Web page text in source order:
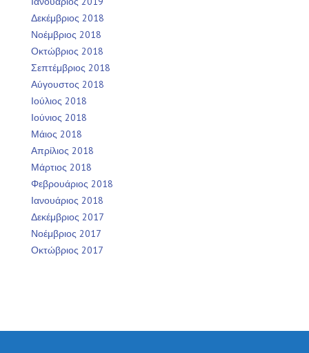
Δεκέμβριος 2018
Νοέμβριος 2018
Οκτώβριος 2018
Σεπτέμβριος 2018
Αύγουστος 2018
Ιούλιος 2018
Ιούνιος 2018
Μάιος 2018
Απρίλιος 2018
Μάρτιος 2018
Φεβρουάριος 2018
Ιανουάριος 2018
Δεκέμβριος 2017
Νοέμβριος 2017
Οκτώβριος 2017